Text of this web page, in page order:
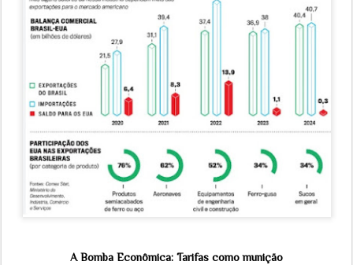
A Bomba Econômica: Tarifas como munição